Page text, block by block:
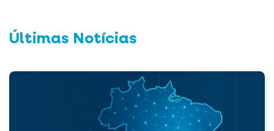
Últimas Notícias